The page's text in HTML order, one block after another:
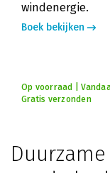
windenergie.
Boek bekijken
Op voorraad |
Gratis verzonden